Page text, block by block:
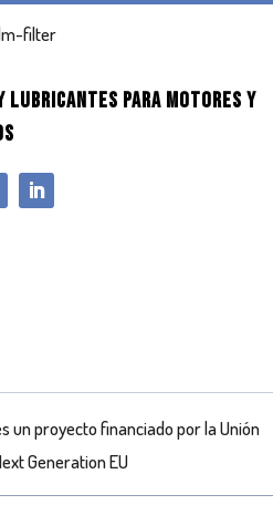
LUBRICANTES PARA MOTORES Y
un proyecto financiado por la Unión
Generation EU